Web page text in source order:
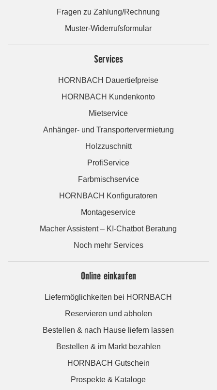
Fragen zu Zahlung/Rechnung
Muster-Widerrufsformular
Services
HORNBACH Dauertiefpreise
HORNBACH Kundenkonto
Mietservice
Anhänger- und Transportervermietung
Holzzuschnitt
ProfiService
Farbmischservice
HORNBACH Konfiguratoren
Montageservice
Macher Assistent – KI-Chatbot Beratung
Noch mehr Services
Online einkaufen
Liefermöglichkeiten bei HORNBACH
Reservieren und abholen
Bestellen & nach Hause liefern lassen
Bestellen & im Markt bezahlen
HORNBACH Gutschein
Prospekte & Kataloge